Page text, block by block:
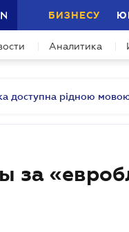
БИЗНЕСУ
Аналитика
доступна рідною
за